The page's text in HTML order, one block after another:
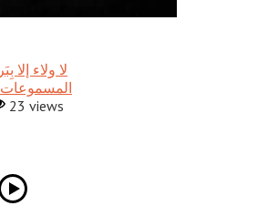
المسموعات
23 views